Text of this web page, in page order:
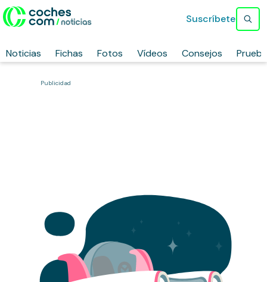
Noticias Fichas Fotos Vídeos Consejos
Suscríbete
Publicidad